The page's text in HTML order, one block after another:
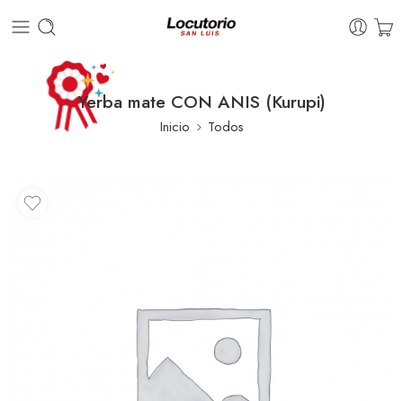
Yerba mate CON ANIS (Kurupi)
Inicio Todos